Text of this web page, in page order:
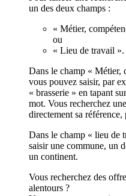
un des deux champs :
« Métier,
ou
« Lieu de travail ».
Dans le champ « Métier,
vous pouvez saisir, par
« brasserie » en tapant
mot. Vous recherchez
directement sa
Dans le champ « lieu de
saisir une commune, un
un continent.
Vous recherchez des
alentours ?